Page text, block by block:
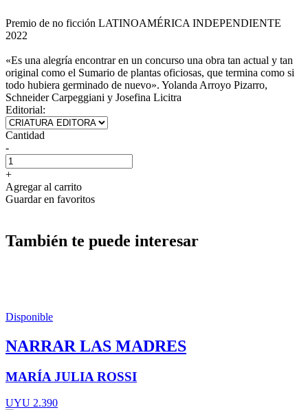
Premio de no ficción LATINOAMÉRICA INDEPENDIENTE
2022
«Es una alegría encontrar en un concurso una obra tan actual y tan
original como el Sumario de plantas oficiosas, que termina como si
todo hubiera germinado de nuevo». Yolanda Arroyo Pizarro,
Schneider Carpeggiani y Josefina Licitra
Editorial:
Cantidad
-
+
Agregar al carrito
Guardar en favoritos
También te puede interesar
Disponible
NARRAR LAS MADRES
MARÍA JULIA ROSSI
UYU 2.390